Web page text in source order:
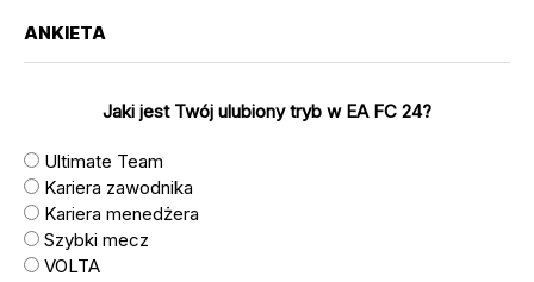
ANKIETA
Jaki jest Twój ulubiony tryb w EA FC 24?
Ultimate Team
Kariera zawodnika
Kariera menedżera
Szybki mecz
VOLTA